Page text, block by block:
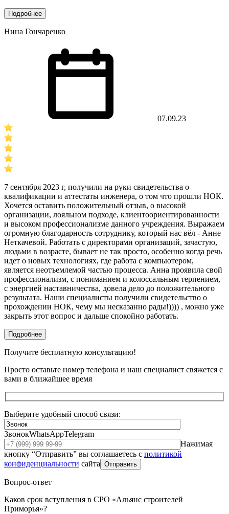
Подробнее
Нина Гончаренко
07.09.23
7 сентября 2023 г, получили на руки свидетельства о
квалификации и аттестаты инженера, о том что прошли НОК.
Хочется оставить положительный отзыв, о высокой
организации, лояльном подходе, клиентоориентированности
и высоком профессионализме данного учреждения. Выражаем
огромную благодарность сотруднику, который нас вёл - Анне
Неткачевой. Работать с директорами организаций, зачастую,
людьми в возрасте, бывает не так просто, особенно когда речь
идет о новых технологиях, где работа с компьютером,
является неотъемлемой частью процесса. Анна проявила свой
профессионализм, с пониманием и колоссальным терпением,
с энергией наставничества, довела дело до положительного
результата. Наши специалисты получили свидетельство о
прохождении НОК, чему мы несказанно рады!)))) , можно уже
закрыть этот вопрос и дальше спокойно работать.
Подробнее
Получите бесплатную консультацию!
Просто оставьте номер телефона и наш специалист свяжется с
вами в ближайшее время
Выберите удобный способ связи:
ЗвонокWhatsAppTelegram
Нажимая
кнопку “Отправить” вы соглашаетесь с политикой
конфиденциальности сайта Отправить
Вопрос-ответ
Каков срок вступления в СРО «Альянс строителей
Приморья»?